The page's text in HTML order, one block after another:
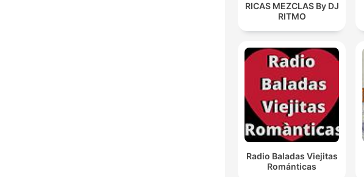
RICAS MEZCLAS By DJ
RITMO
Radio Baladas Viejitas
Románticas